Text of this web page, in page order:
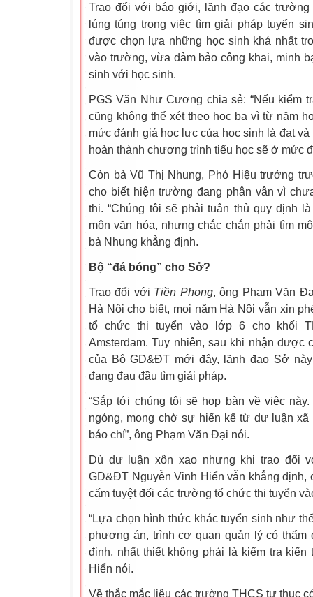
Trao đổi với báo giới, lãnh đạo các
lúng túng trong việc tìm giải pháp tuyển
được chọn lựa những học sinh khá nhất
vào trường, vừa đảm bảo công khai, minh
sinh với học sinh.
PGS Văn Như Cương chia sẻ: “Nếu kiểm
cũng không thể xét theo học bạ vì từ năm
mức đánh giá học lực của học sinh là đạt
hoàn thành chương trình tiểu học sẽ ở mức
Còn bà Vũ Thị Nhung, Phó Hiệu trưởng
cho biết hiện trường đang phân vân vì
thi. “Chúng tôi sẽ phải tuân thủ quy định
môn văn hóa, nhưng chắc chắn phải tìm
bà Nhung khẳng định.
Bộ “đá bóng” cho Sở?
Trao đổi với Tiền Phong, ông Phạm Văn
Hà Nội cho biết, mọi năm Hà Nội vẫn xin
tổ chức thi tuyển vào lớp 6 cho khối
Amsterdam. Tuy nhiên, sau khi nhận
của Bộ GD&ĐT mới đây, lãnh đạo Sở
đang đau đầu tìm giải pháp.
“Sắp tới chúng tôi sẽ họp bàn về việc
ngóng, mong chờ sự hiến kế từ dư luận
báo chí”, ông Phạm Văn Đại nói.
Dù dư luận xôn xao nhưng khi trao đổi
GD&ĐT Nguyễn Vinh Hiển vẫn khẳng
cấm tuyệt đối các trường tổ chức thi tuyển
“Lựa chọn hình thức khác tuyển sinh như
phương án, trình cơ quan quản lý có thẩm
định, nhất thiết không phải là kiểm tra
Hiển nói.
Về thắc mắc liệu các trường THCS tư thục